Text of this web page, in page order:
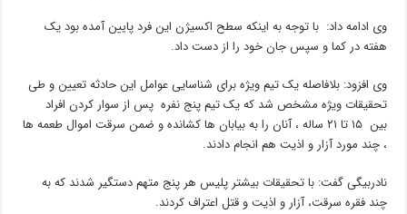
وی ادامه داد: با توجه به اینکه سطح اکسیژن این فرد پایین آمده بود یک
هفته در کما و سپس جان خود را از دست داد.
وی افزود: بلافاصله یک تیم ویژه برای شناسایی عوامل این حادثه تعیین و طی
تحقیقات ویژه مشخص شد که یک تیم پنج نفره پس از سوار کردن افراد
بین ۱۵ تا ۲۱ ساله ، آنان را به بیابان ها کشانده و ضمن سرقت اموال طعمه ها
، چند مورد آزار و اذیت هم انجام دادند.
نادربیگی گفت: با تحقیقات بیشتر پلیس هر پنج متهم دستگیر شدند که به
چند فقره سرقت، آزار و اذیت و قتل اعتراف کردند.